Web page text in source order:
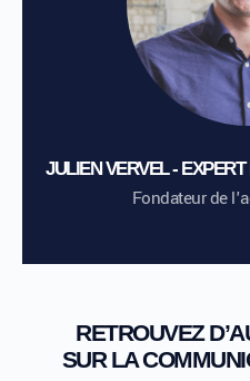
JULIEN VERVEL -
Fondateur de
RETROUVEZ
SUR LA